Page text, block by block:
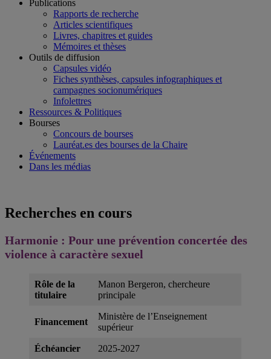
Publications
Rapports de recherche
Articles scientifiques
Livres, chapitres et guides
Mémoires et thèses
Outils de diffusion
Capsules vidéo
Fiches synthèses, capsules infographiques et
campagnes socionumériques
Infolettres
Ressources & Politiques
Bourses
Concours de bourses
Lauréat.es des bourses de la Chaire
Événements
Dans les médias
Recherches en cours
Harmonie : Pour une prévention concertée des
violence à caractère sexuel
Rôle de la
titulaire
Manon Bergeron, chercheure
principale
Financement
Ministère de l’Enseignement
supérieur
Échéancier 2025-2027